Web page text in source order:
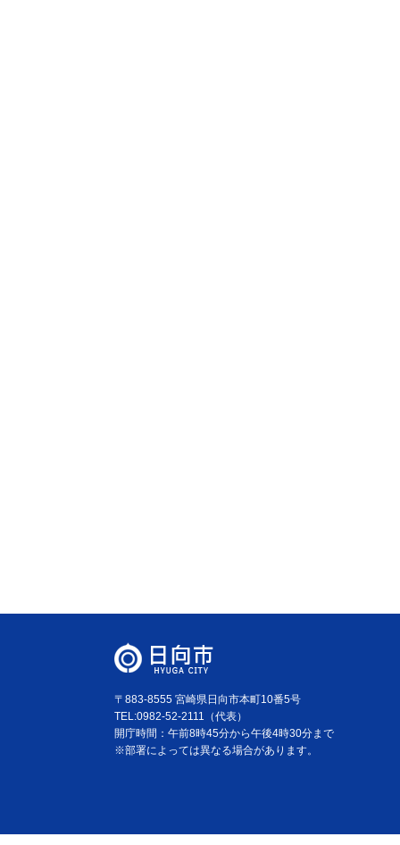
〒883-8555 宮崎県日向市本町10番5号
TEL:0982-52-2111（代表）
開庁時間：午前8時45分から午後4時30分まで
※部署によっては異なる場合があります。